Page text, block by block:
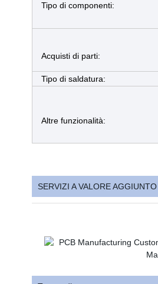
Tipo di componenti:
Acquisti di parti:
Tipo di saldatura:
Altre funzionalità:
SERVIZI A VALORE AGGIUNTO